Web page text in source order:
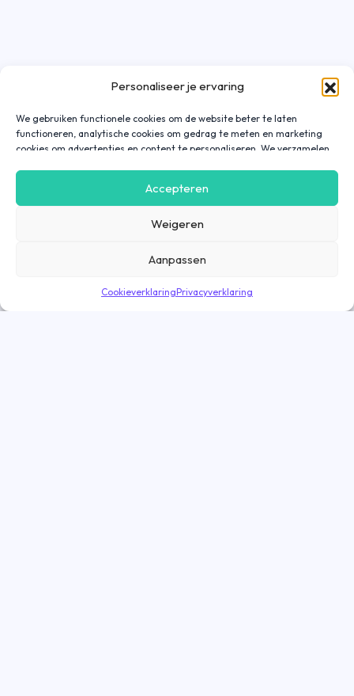
Personaliseer je ervaring
We gebruiken functionele cookies om de website beter te laten
functioneren, analytische cookies om gedrag te meten en marketing
cookies om advertenties en content te personaliseren. We verzamelen
advertenties, op onze website of in onze apps af te stemmen en te
personaliseren op basis van jouw interesses. Gegevens die via
marketing cookies worden verzameld, worden ook gedeeld met derde
meer informatie? Lees dan onze
Accepteren
Weigeren
Aanpassen
CookieverklaringPrivacyverklaring